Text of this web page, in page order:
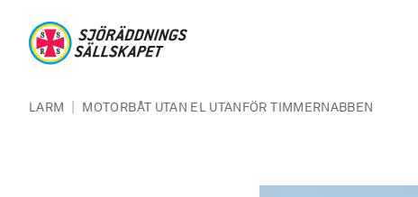
LARM | MOTORBÅT UTAN EL UTANFÖR TIMMERNABBEN